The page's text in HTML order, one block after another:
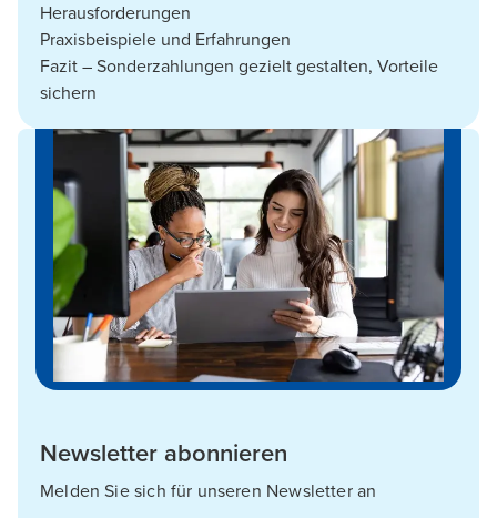
Herausforderungen
Praxisbeispiele und Erfahrungen
Fazit – Sonderzahlungen gezielt gestalten, Vorteile
sichern
Newsletter abonnieren
Melden Sie sich für unseren Newsletter an